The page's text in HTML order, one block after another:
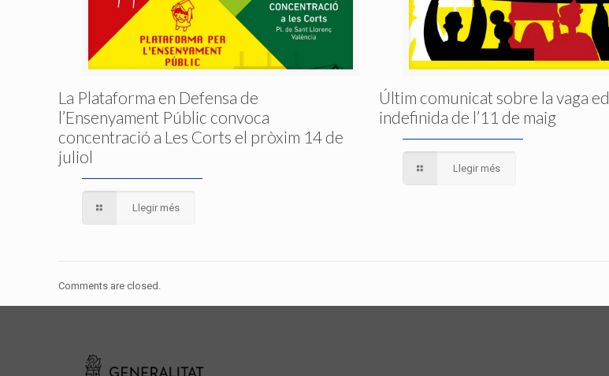
La Plataforma en Defensa de
l’Ensenyament Públic convoca
concentració a Les Corts el pròxim 14 de
juliol
Llegir més
Últim comunicat sobre la vaga
indefinida de l’11 de maig
Llegir més
Comments are closed.